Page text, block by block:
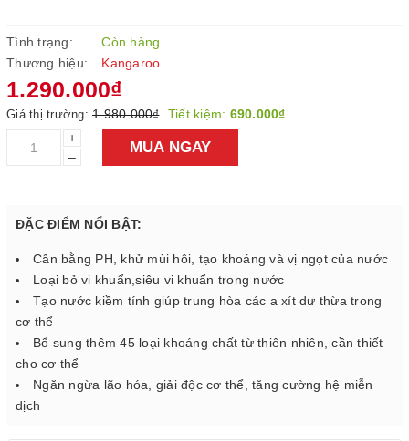
Tình trạng:
Còn hàng
Thương hiệu:
Kangaroo
1.290.000₫
Giá thị trường: 1.980.000₫ Tiết kiệm: 690.000₫
+
–
MUA NGAY
ĐẶC ĐIỂM NỔI BẬT:
Cân bằng PH, khử mùi hôi, tạo khoáng và vị ngọt của nước
Loại bỏ vi khuẩn,siêu vi khuẩn trong nước
Tạo nước kiềm tính giúp trung hòa các a xít dư thừa trong
cơ thể
Bổ sung thêm 45 loại khoáng chất từ thiên nhiên, cần thiết
cho cơ thể
Ngăn ngừa lão hóa, giải độc cơ thể, tăng cường hệ miễn
dịch